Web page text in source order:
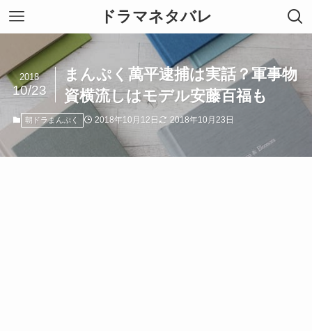
ドラマネタバレ
まんぷく萬平逮捕は実話？軍事物
資横流しはモデル安藤百福も
2018
10/23
朝ドラまんぷく 2018年10月12日 2018年10月23日